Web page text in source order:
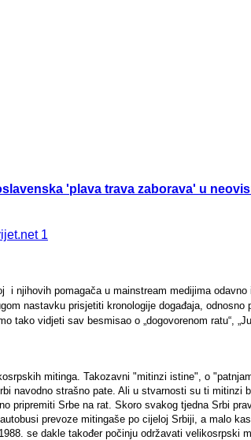
'plava trava zaborava' u
1
i njihovih pomagača u mainstream medijima
nastavku prisjetiti kronologije događaja,
tako vidjeti sav besmisao o „dogovorenom ratu“,
mitinga. Takozavni "mitinzi istine", o
navodno strašno pate. Ali u stvarnosti su ti
pripremiti Srbe na rat. Skoro svakog tjedna Srbi
prevoze mitingaše po cijeloj Srbiji, a malo
se dakle također počinju održavati velikosrpski